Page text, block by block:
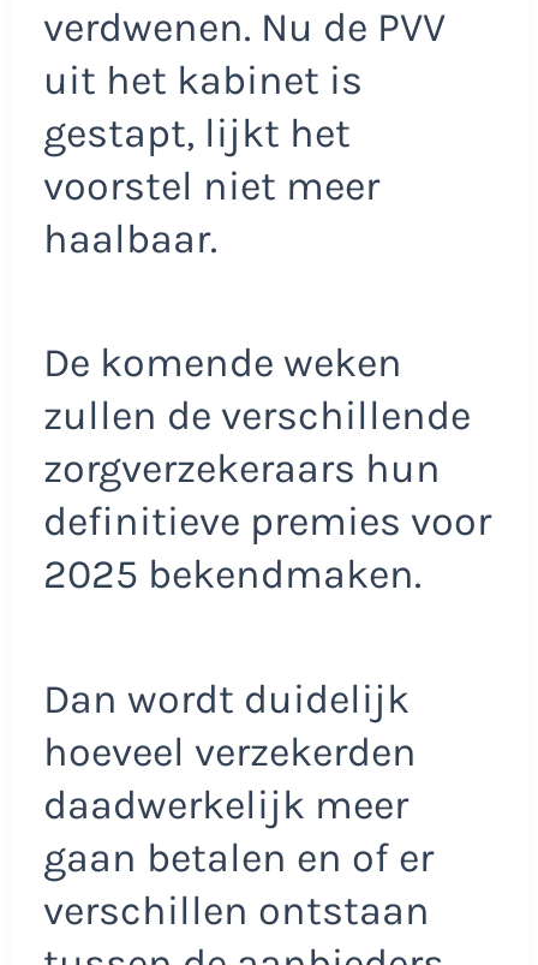
verdwenen. Nu de PVV
uit het kabinet is
gestapt, lijkt het
voorstel niet meer
haalbaar.
De komende weken
zullen de verschillende
zorgverzekeraars hun
definitieve premies voor
2025 bekendmaken.
Dan wordt duidelijk
hoeveel verzekerden
daadwerkelijk meer
gaan betalen en of er
verschillen ontstaan